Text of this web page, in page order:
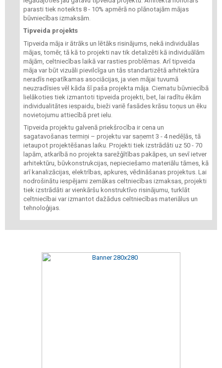
parasti tiek noteikts 8 - 10% apmērā no plānotajām mājas
būvniecības izmaksām.
Tipveida projekts
Tipveida māja ir ātrāks un lētāks risinājums, nekā individuālas
mājas, tomēr, tā kā to projekti nav tik detalizēti kā individuālām
mājām, celtniecības laikā var rasties problēmas. Arī tipveida
māja var būt vizuāli pievilcīga un tās standartizētā arhitektūra
neradīs nepatīkamas asociācijas, ja vien mājai tuvumā
neuzradīsies vēl kāda šī paša projekta māja. Ciematu būvniecībā
lielākoties tiek izmantoti tipveida projekti, bet, lai radītu ēkām
individualitātes iespaidu, bieži variē fasādes krāsu toņus un ēku
novietojumu attiecībā pret ielu.
Tipveida projektu galvenā priekšrocība ir cena un
sagatavošanas termiņi – projektu var saņemt 3 - 4 nedēļās, tā
ietaupot projektēšanas laiku. Projekti tiek izstrādāti uz 50 - 70
lapām, atkarībā no projekta sarežģītības pakāpes, un sevī ietver
arhitektūru, būvkonstrukcijas, nepieciešamo materiālu tāmes, kā
arī kanalizācijas, elektrības, apkures, vēdināšanas projektus. Lai
nodrošinātu iespējami zemākas celtniecības izmaksas, projekti
tiek izstrādāti ar vienkāršu konstruktīvo risinājumu, turklāt
celtniecībai var izmantot dažādus celtniecības materiālus un
tehnoloģijas.